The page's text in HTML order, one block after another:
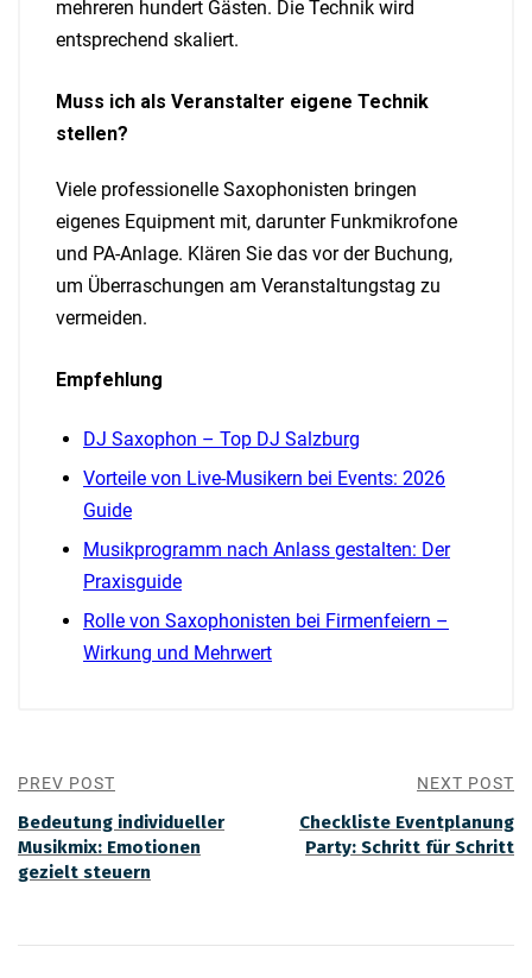
mehreren hundert Gästen. Die Technik wird
entsprechend skaliert.
Muss ich als Veranstalter eigene Technik
stellen?
Viele professionelle Saxophonisten bringen
eigenes Equipment mit, darunter Funkmikrofone
und PA-Anlage. Klären Sie das vor der Buchung,
um Überraschungen am Veranstaltungstag zu
vermeiden.
Empfehlung
DJ Saxophon – Top DJ Salzburg
Vorteile von Live-Musikern bei Events: 2026
Guide
Musikprogramm nach Anlass gestalten: Der
Praxisguide
Rolle von Saxophonisten bei Firmenfeiern –
Wirkung und Mehrwert
PREV POST
Bedeutung individueller
Musikmix: Emotionen
gezielt steuern
NEXT POST
Checkliste Eventplanung
Party: Schritt für Schritt